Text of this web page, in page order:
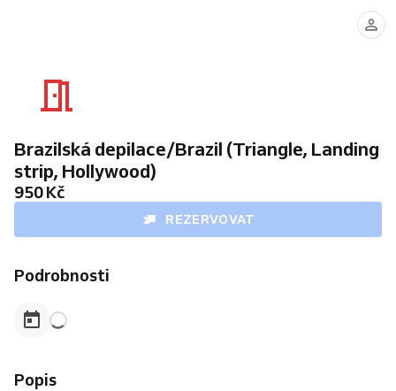
Brazilská depilace/Brazil (Triangle, Landing
strip, Hollywood)
950 Kč
REZERVOVAT
Podrobnosti
Popis